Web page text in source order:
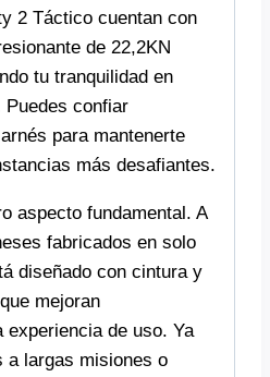
2 Táctico cuentan con
de 22,2KN
tu tranquilidad en
confiar
para mantenerte
más desafiantes.
aspecto fundamental. A
fabricados en solo
diseñado con cintura y
mejoran
de uso. Ya
a largas misiones o